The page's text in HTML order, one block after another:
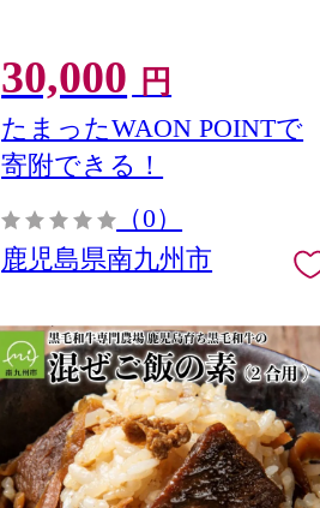
30,000 円
たまったWAON POINTで
寄附できる！
（0）
鹿児島県南九州市